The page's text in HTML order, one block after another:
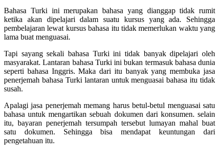
Bahasa Turki ini merupakan bahasa yang dianggap tidak rumit
ketika akan dipelajari dalam suatu kursus yang ada. Sehingga
pembelajaran lewat kursus bahasa itu tidak memerlukan waktu yang
lama buat menguasai.
Tapi sayang sekali bahasa Turki ini tidak banyak dipelajari oleh
masyarakat. Lantaran bahasa Turki ini bukan termasuk bahasa dunia
seperti bahasa Inggris. Maka dari itu banyak yang membuka jasa
penerjemah bahasa Turki lantaran untuk menguasai bahasa itu tidak
susah.
Apalagi jasa penerjemah memang harus betul-betul menguasai satu
bahasa untuk mengartikan sebuah dokumen dari konsumen. selain
itu, bayaran penerjemah tersumpah tersebut lumayan mahal buat
satu dokumen. Sehingga bisa mendapat keuntungan dari
pengetahuan itu.